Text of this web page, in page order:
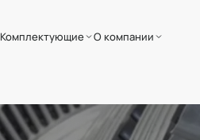
Комплектующие О компании